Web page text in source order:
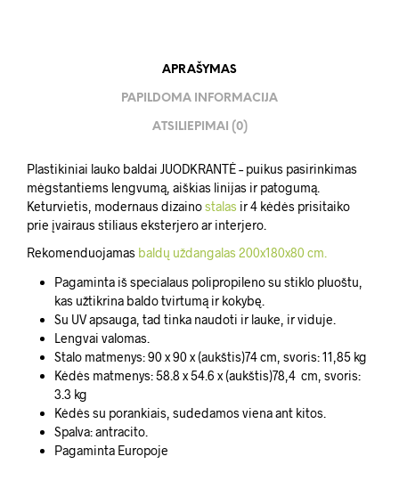
APRAŠYMAS
PAPILDOMA INFORMACIJA
ATSILIEPIMAI (0)
Plastikiniai lauko baldai JUODKRANTĖ – puikus pasirinkimas
mėgstantiems lengvumą, aiškias linijas ir patogumą.
Keturvietis, modernaus dizainostalas ir 4 kėdės prisitaiko
prie įvairaus stiliaus eksterjero ar interjero.
Rekomenduojamas baldų uždangalas 200x180x80 cm.
Pagaminta iš specialaus polipropileno su stiklo pluoštu,
kas užtikrina baldo tvirtumą ir kokybę.
Su UV apsauga, tad tinka naudoti ir lauke, ir viduje.
Lengvai valomas.
Stalo matmenys: 90 x 90 x (aukštis)74 cm, svoris: 11,85 kg
Kėdės matmenys: 58.8 x 54.6 x (aukštis)78,4 cm, svoris:
3.3 kg
Kėdės su porankiais, sudedamos viena ant kitos.
Spalva: antracito.
Pagaminta Europoje